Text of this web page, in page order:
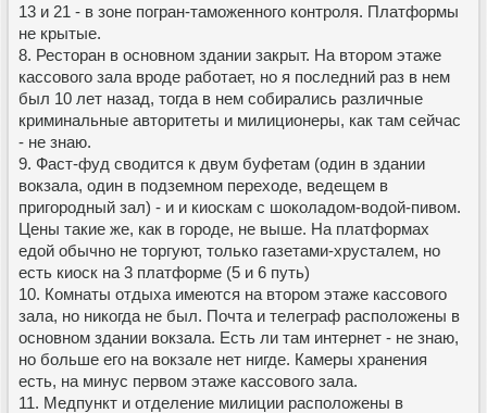
13 и 21 - в зоне погран-таможенного контроля. Платформы
не крытые.
8. Ресторан в основном здании закрыт. На втором этаже
кассового зала вроде работает, но я последний раз в нем
был 10 лет назад, тогда в нем собирались различные
криминальные авторитеты и милиционеры, как там сейчас
- не знаю.
9. Фаст-фуд сводится к двум буфетам (один в здании
вокзала, один в подземном переходе, ведещем в
пригородный зал) - и и киоскам с шоколадом-водой-пивом.
Цены такие же, как в городе, не выше. На платформах
едой обычно не торгуют, только газетами-хрусталем, но
есть киоск на 3 платформе (5 и 6 путь)
10. Комнаты отдыха имеются на втором этаже кассового
зала, но никогда не был. Почта и телеграф расположены в
основном здании вокзала. Есть ли там интернет - не знаю,
но больше его на вокзале нет нигде. Камеры хранения
есть, на минус первом этаже кассового зала.
11. Медпункт и отделение милиции расположены в